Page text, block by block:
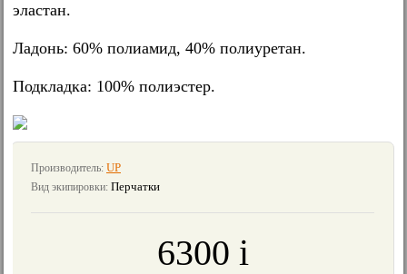
эластан.
Ладонь: 60% полиамид, 40% полиуретан.
Подкладка: 100% полиэстер.
Производитель: UP
Вид экипировки: Перчатки
6300 i